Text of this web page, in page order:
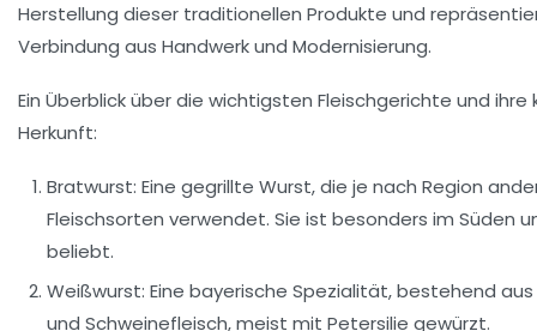
Herstellung dieser traditionellen Produkte und
Verbindung aus Handwerk und Modernisierung.
Ein Überblick über die wichtigsten Fleischgerichte und ihre
Herkunft:
Bratwurst: Eine gegrillte Wurst, die je nach Region
Fleischsorten verwendet. Sie ist besonders im Süden
beliebt.
Weißwurst: Eine bayerische Spezialität, bestehend
und Schweinefleisch, meist mit Petersilie gewürzt.